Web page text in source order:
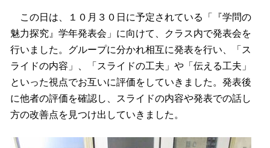
この日は、１０月３０日に予定されている「『学問の
魅力探究』学年発表会」に向けて、クラス内で発表会を
行いました。グループに分かれ相互に発表を行い、「ス
ライドの内容」、「スライドの工夫」や「伝える工夫」
といった視点でお互いに評価をしていきました。発表後
に他者の評価を確認し、スライドの内容や発表での話し
方の改善点を見つけ出していきました。